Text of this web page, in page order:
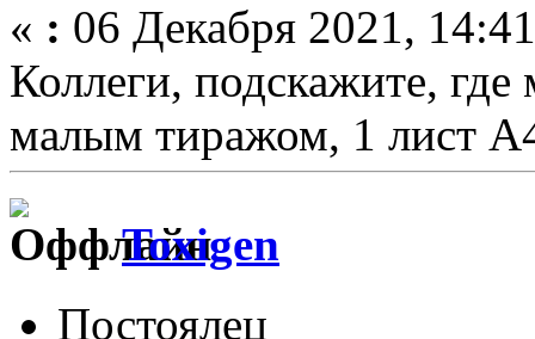
« : 06 Декабря 2021,
Коллеги, подскажите, где
малым тиражом, 1 лист
Toxigen
Постоялец